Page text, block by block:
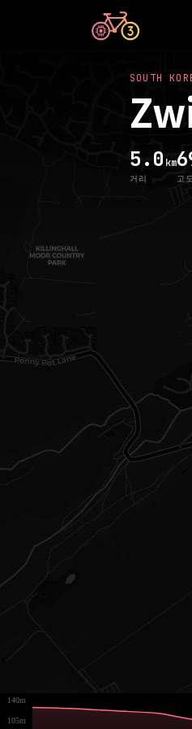
SOUTH
5.0 km
거리 고도
105m
140m